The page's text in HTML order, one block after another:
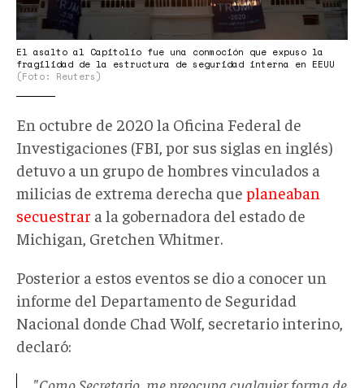
El asalto al Capitolio fue una conmoción que expuso la
fragilidad de la estructura de seguridad interna en EEUU
(Foto: Reuters)
En octubre de 2020 la Oficina Federal de
Investigaciones (FBI, por sus siglas en inglés)
detuvo a un grupo de hombres vinculados a
milicias de extrema derecha que planeaban
secuestrar a la gobernadora del estado de
Michigan, Gretchen Whitmer.
Posterior a estos eventos se dio a conocer un
informe del Departamento de Seguridad
Nacional donde Chad Wolf, secretario interino,
declaró: